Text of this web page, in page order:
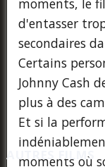
moments, le
d'entasser
secondaires
Certains
Johnny Cash
plus à des
Et si la
moments où
AUTRES FILMS